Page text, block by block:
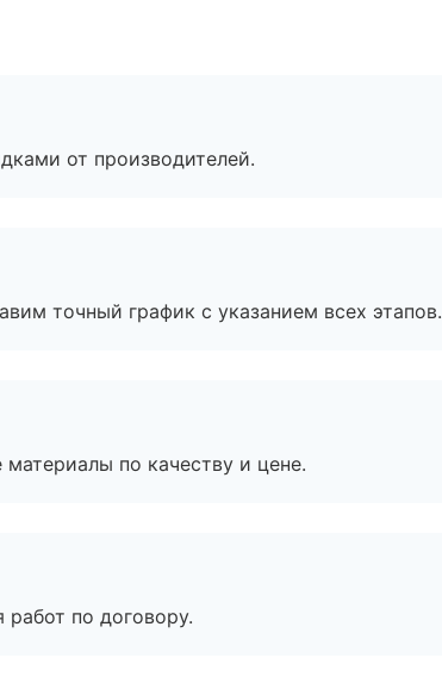
от производителей.
точный график с указанием всех этапов.
по качеству и цене.
работ по договору.